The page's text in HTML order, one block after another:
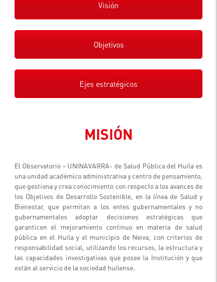
Visión
Objetivos
Ejes estratégicos
MISIÓN
El Observatorio – UNINAVARRA- de Salud Pública del Huila es
una unidad académico administrativa y centro de pensamiento,
que gestiona y crea conocimiento con respecto a los avances de
los Objetivos de Desarrollo Sostenible, en la línea de Salud y
Bienestar, que permitan a los entes gubernamentales y no
gubernamentales adoptar decisiones estratégicas que
garanticen el mejoramiento continuo en materia de salud
pública en el Huila y el municipio de Neiva, con criterios de
responsabilidad social, utilizando los recursos, la estructura y
las capacidades investigativas que posee la Institución y que
están al servicio de la sociedad huilense.